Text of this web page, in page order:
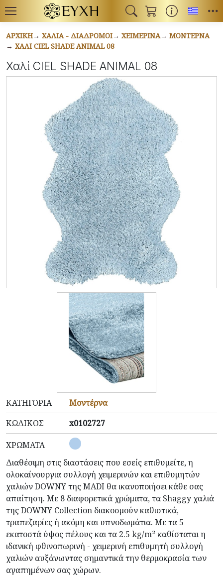
ΑΡΧΙΚΉ ΧΑΛΙΆ - ΔΙΆΔΡΟΜΟΙ ΧΕΙΜΕΡΙΝΆ
ΜΟΝΤΈΡΝΑ
ΧΑΛΊ CIEL SHADE ANIMAL 08
Χαλί CIEL SHADE ANIMAL 08
ΚΑΤΗΓΟΡΊΑ
Μοντέρνα
ΚΩΔΙΚΌΣ
x0102727
ΧΡΏΜΑΤΑ
Διαθέσιμη στις διαστάσεις που εσείς επιθυμείτε, η
ολοκαίνουργια συλλογή χειμερινών και επιθυμητών
χαλιών DOWNY της MADI θα ικανοποιήσει κάθε σας
απαίτηση. Με 8 διαφορετικά χρώματα, τα Shaggy χαλιά
της DOWNY Collection διακοσμούν καθιστικά,
τραπεζαρίες ή ακόμη και υπνοδωμάτια. Με τα 5
εκατοστά ύψος πέλους και τα 2.5 kg/m² καθίσταται η
ιδανική φθινοπωρινή - χειμερινή επιθυμητή συλλογή
χαλιών αυξάνωντας σημαντικά την θερμοκρασία των
αγαπημένων σας χώρων.